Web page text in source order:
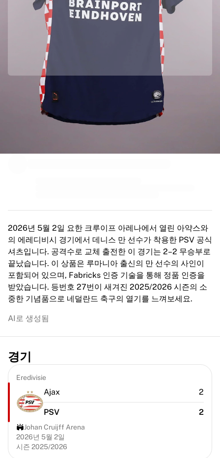
레전드 컬렉션
축구 전체 보기
미국
파리 생제르맹
FC 바이에른 뮌헨
모든 팀 보기
캐나다 여자 축구
NWSL
OL 리요네스
파리 생제르맹 페미닌
아스널 WFC
국가별로 둘러보기
농구
샬럿 호네츠
시카고 불스
포틀랜드 트레일 블레이저스
비르투스 볼로냐
농구 전체 보기
주요 NBA 팀
샬럿 호네츠
포틀랜드 트레일 블레이저스
LA 클리퍼스
NBA 전체 보기
PSV의 공식 파트너입니다
정품임을 보장하기 위해 이 상품을 PSV에서 직접 수집하였습니다.
Fabricks를 통해 정품 인증 되었습니다.
2026년 5월 2일 요한 크루이프 아레나에서 열린 아약스와
의 에레디비시 경기에서 데니스 만 선수가 착용한 PSV 공식
셔츠입니다. 공격수로 교체 출전한 이 경기는 2–2 무승부로
끝났습니다. 이 상품은 루마니아 출신의 만 선수의 사인이
포함되어 있으며, Fabricks 인증 기술을 통해 정품 인증을
받았습니다. 등번호 27번이 새겨진 2025/2026 시즌의 소
중한 기념품으로 네덜란드 축구의 열기를 느껴보세요.
AI로 생성됨
경기
Eredivisie
Ajax 2
PSV 2
Johan Cruijff Arena
2026년 5월 2일
시즌 2025/2026